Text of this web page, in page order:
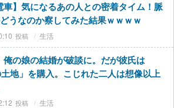
車】気になるあの人との密着タイム！脈
うなのか察してみた結果ｗｗｗｗ
生活
俺の娘の結婚が破談に。だが彼氏は
土地」を購入。こじれた二人は想像以上
生活